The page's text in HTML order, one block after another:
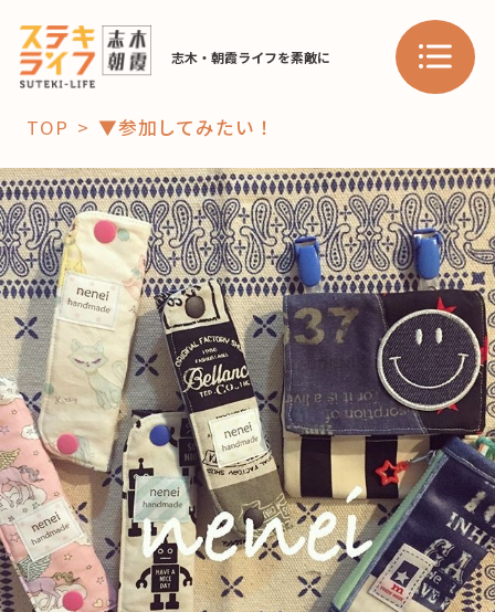
志木・朝霞ライフを素敵に
「コト」
子育て
暮らし
おすすめ
スポット 学び・教育
「場」
HAREL HAREL
活用事例
「モノ」
TOP ▼参加してみたい！